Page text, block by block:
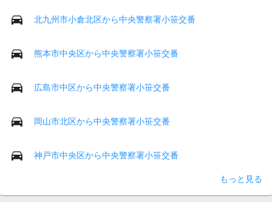
北九州市小倉北区から中央警察署小笹交番
熊本市中央区から中央警察署小笹交番
広島市中区から中央警察署小笹交番
岡山市北区から中央警察署小笹交番
神戸市中央区から中央警察署小笹交番
もっと見る